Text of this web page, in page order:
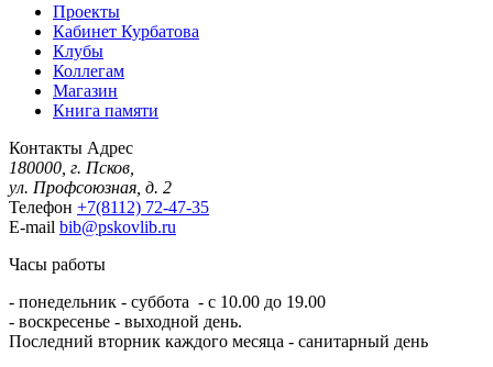
Проекты
Кабинет Курбатова
Клубы
Коллегам
Магазин
Книга памяти
Контакты Адрес
180000, г. Псков,
ул. Профсоюзная, д. 2
Телефон +7(8112) 72-47-35
E-mail bib@pskovlib.ru
Часы работы
- понедельник - суббота - с 10.00 до 19.00
- воскресенье - выходной день.
Последний вторник каждого месяца - санитарный день